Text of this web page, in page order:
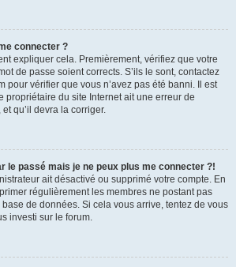
connecter ?
expliquer cela. Premièrement, vérifiez que votre
de passe soient corrects. S’ils le sont, contactez
pour vérifier que vous n’avez pas été banni. Il est
propriétaire du site Internet ait une erreur de
qu’il devra la corriger.
le passé mais je ne peux plus me connecter ?!
ait désactivé ou supprimé votre compte. En
régulièrement les membres ne postant pas
de données. Si cela vous arrive, tentez de vous
investi sur le forum.